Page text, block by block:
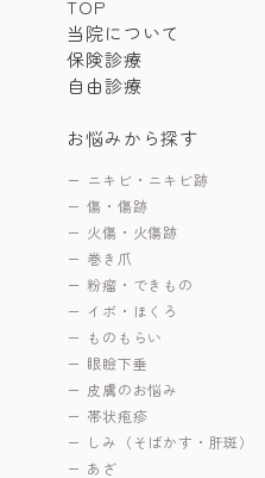
TOP
当院について
保険診療
自由診療
お悩みから探す
ニキビ・ニキビ跡
傷・傷跡
火傷・火傷跡
巻き爪
粉瘤・できもの
イボ・ほくろ
ものもらい
眼瞼下垂
皮膚のお悩み
帯状疱疹
しみ（そばかす・肝斑）
あざ